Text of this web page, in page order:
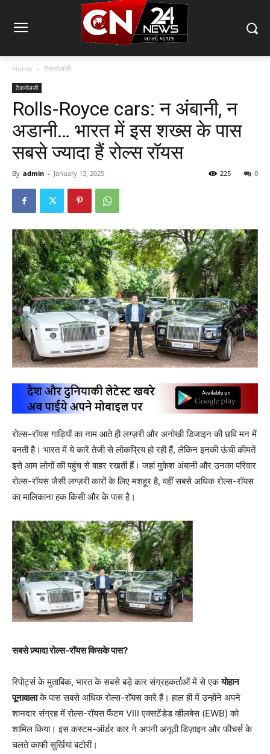
Home टैकनोलजी
टैकनोलजी
Rolls-Royce cars: न अंबानी, न
अडानी… भारत में इस शख्स के पास
सबसे ज्यादा हैं रोल्स रॉयस
By admin - January 13, 2025 0
225
रोल्स-रॉयस गाड़ियों का नाम आते ही लग्ज़री और अनोखी डिजाइन की छवि मन में
बनती है। भारत में ये कारें तेजी से लोकप्रिय हो रही हैं, लेकिन इनकी ऊंची कीमतें
इसे आम लोगों की पहुंच से बाहर रखती हैं। जहां मुकेश अंबानी और उनका परिवार
रोल्स-रॉयस जैसी लग्ज़री कारों के लिए मशहूर है, वहीं सबसे अधिक रोल्स-रॉयस
का मालिकाना हक किसी और के पास है।
सबसे ज़्यादा रोल्स-रॉयस किसके पास?
रिपोर्ट्स के मुताबिक, भारत के सबसे बड़े कार संग्रहकर्ताओं में से एकयोहान
पूनावालाके पास सबसे अधिक रोल्स-रॉयस कारें हैं। हाल ही में उन्होंने अपने
शानदार संग्रह में रोल्स-रॉयस फैंटम VIII एक्सटेंडेड व्हीलबेस (EWB) को
शामिल किया। इस कस्टम-ऑर्डर कार ने अपनी अनूठी डिज़ाइन और फीचर्स के
चलते काफी सुर्खियां बटोरीं।